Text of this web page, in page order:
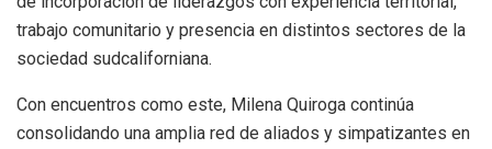
trabajo comunitario y presencia en distintos sectores de la
sociedad sudcaliforniana.
Con encuentros como este, Milena Quiroga continúa
consolidando una amplia red de aliados y simpatizantes en